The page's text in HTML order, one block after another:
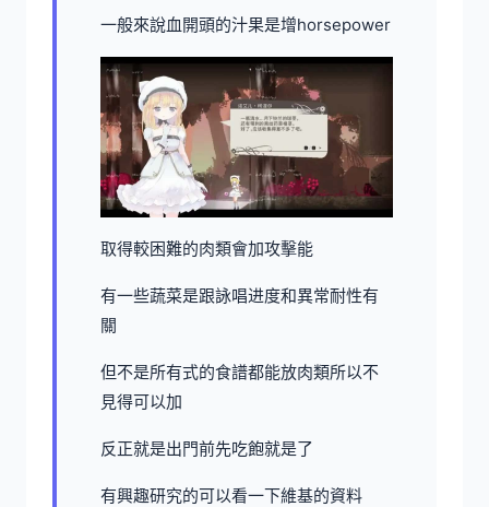
一般來說血開頭的汁果是增horsepower
取得較困難的肉類會加攻擊能
有一些蔬菜是跟詠唱进度和異常耐性有
關
但不是所有式的食譜都能放肉類所以不
見得可以加
反正就是出門前先吃飽就是了
有興趣研究的可以看一下維基的資料